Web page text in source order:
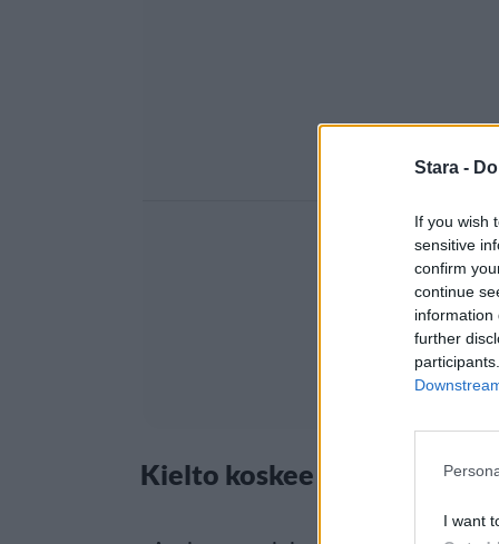
Stara -
If you wish
sensitive
confirm
continue
information
further
I want
Kielto koskee kaikkia